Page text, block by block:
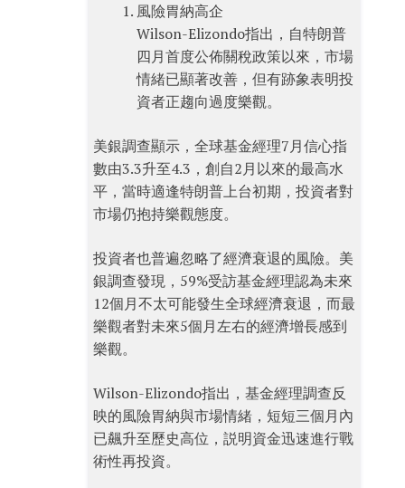
風險胃納高企
Wilson-Elizondo指出，自特朗普
四月首度公佈關稅政策以來，市場
情緒已顯著改善，但有跡象表明投
資者正趨向過度樂觀。
美銀調查顯示，全球基金經理7月信心指
數由3.3升至4.3，創自2月以來的最高水
平，當時適逢特朗普上台初期，投資者對
市場仍抱持樂觀態度。
投資者也普遍忽略了經濟衰退的風險。美
銀調查發現，59%受訪基金經理認為未來
12個月不太可能發生全球經濟衰退，而最
樂觀者對未來5個月左右的經濟增長感到
樂觀。
Wilson-Elizondo指出，基金經理調查反
映的風險胃納與市場情緒，短短三個月內
已飆升至歷史高位，説明資金迅速進行戰
術性再投資。